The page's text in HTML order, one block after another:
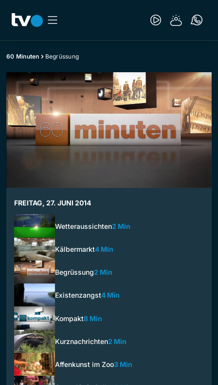
60 Minuten Begrüssung
FREITAG, 27. JUNI 2014
Wetteraussichten2 Min
Kälbermarkt4 Min
Begrüssung2 Min
Existenzangst4 Min
Kompakt8 Min
Kurznachrichten2 Min
Affenkunst im Zoo3 Min